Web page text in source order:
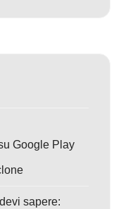
Google Play
sapere: